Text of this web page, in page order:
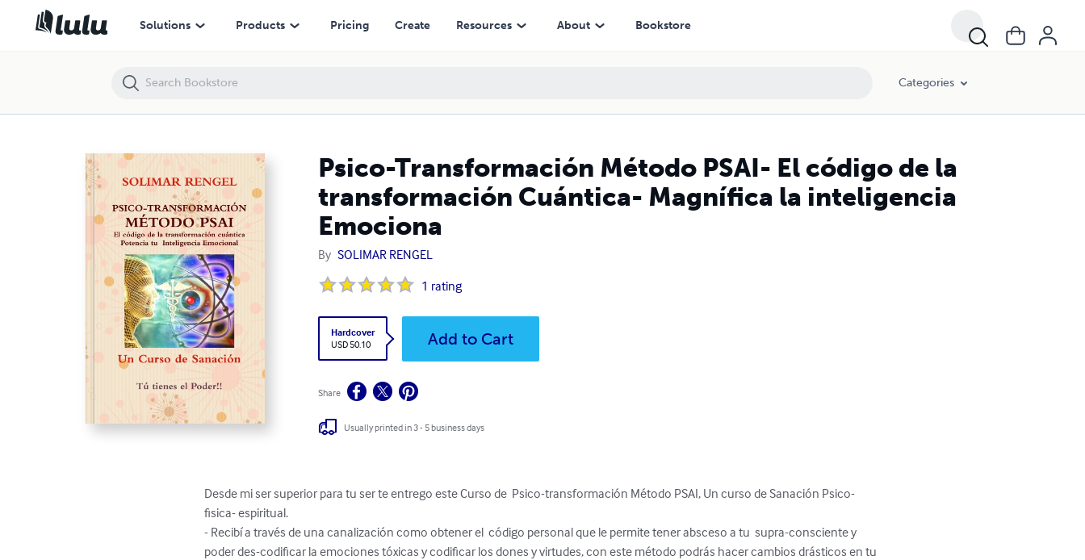
Solutions Products Pricing Create Resources About Bookstore
Categories
Psico-Transformación Método PSAI- El código de la
transformación Cuántica- Magnífica la inteligencia
Emociona
By SOLIMAR RENGEL
1 rating
Hardcover
USD 50.10
Add to Cart
Share
Usually printed in 3 - 5 business days
Desde mi ser superior para tu ser te entrego este Curso de  Psico-transformación Método PSAI, Un curso de Sanación Psico-
fisica- espiritual.
- Recibí a través de una canalización como obtener el  código personal que le permite tener absceso a tu  supra-consciente y
poder des-codificar la emociones tóxicas y codificar los dones y virtudes, con este método podrás hacer cambios drásticos en tu
Psico-Transformación Método PSAI- El código de la transformación Cuántica- Magnífica la inteligencia Emociona